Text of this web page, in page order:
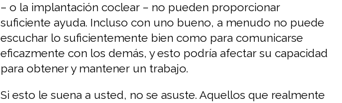
– o la implantación coclear – no pueden proporcionar
suficiente ayuda. Incluso con uno bueno, a menudo no puede
escuchar lo suficientemente bien como para comunicarse
eficazmente con los demás, y esto podría afectar su capacidad
para obtener y mantener un trabajo.
Si esto le suena a usted, no se asuste. Aquellos que realmente